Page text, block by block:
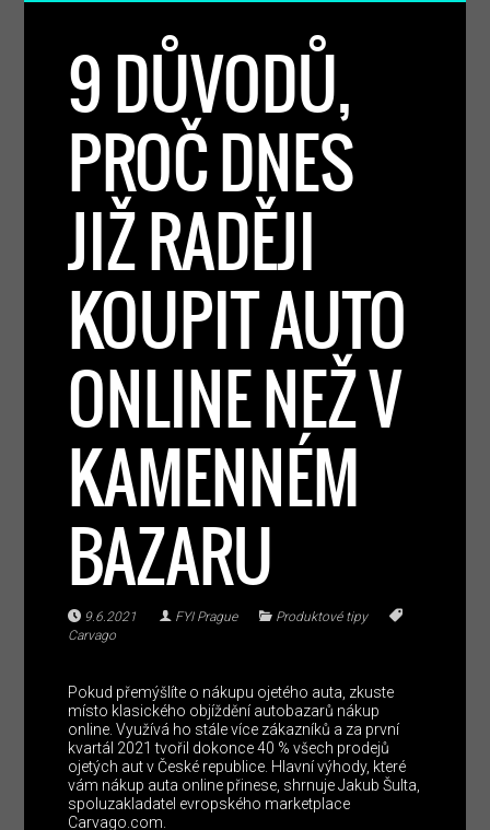
9 DŮVODŮ,
PROČ DNES
JIŽ RADĚJI
KOUPIT AUTO
ONLINE NEŽ V
KAMENNÉM
BAZARU
9.6.2021 FYI Prague
Produktové tipy
Carvago
Pokud přemýšlíte o nákupu ojetého auta, zkuste
místo klasického objíždění autobazarů nákup
online. Využívá ho stále více zákazníků a za první
kvartál 2021 tvořil dokonce 40 % všech prodejů
ojetých aut v České republice. Hlavní výhody, které
vám nákup auta online přinese, shrnuje Jakub Šulta,
spoluzakladatel evropského marketplace
Carvago.com.